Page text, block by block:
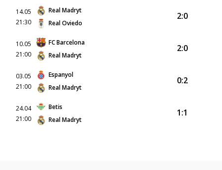
14.05
21:30
Real Madryt
Real Oviedo
2:0
10.05
21:00
FC Barcelona
Real Madryt
2:0
03.05
21:00
Espanyol
Real Madryt
0:2
24.04
21:00
Betis
Real Madryt
1:1